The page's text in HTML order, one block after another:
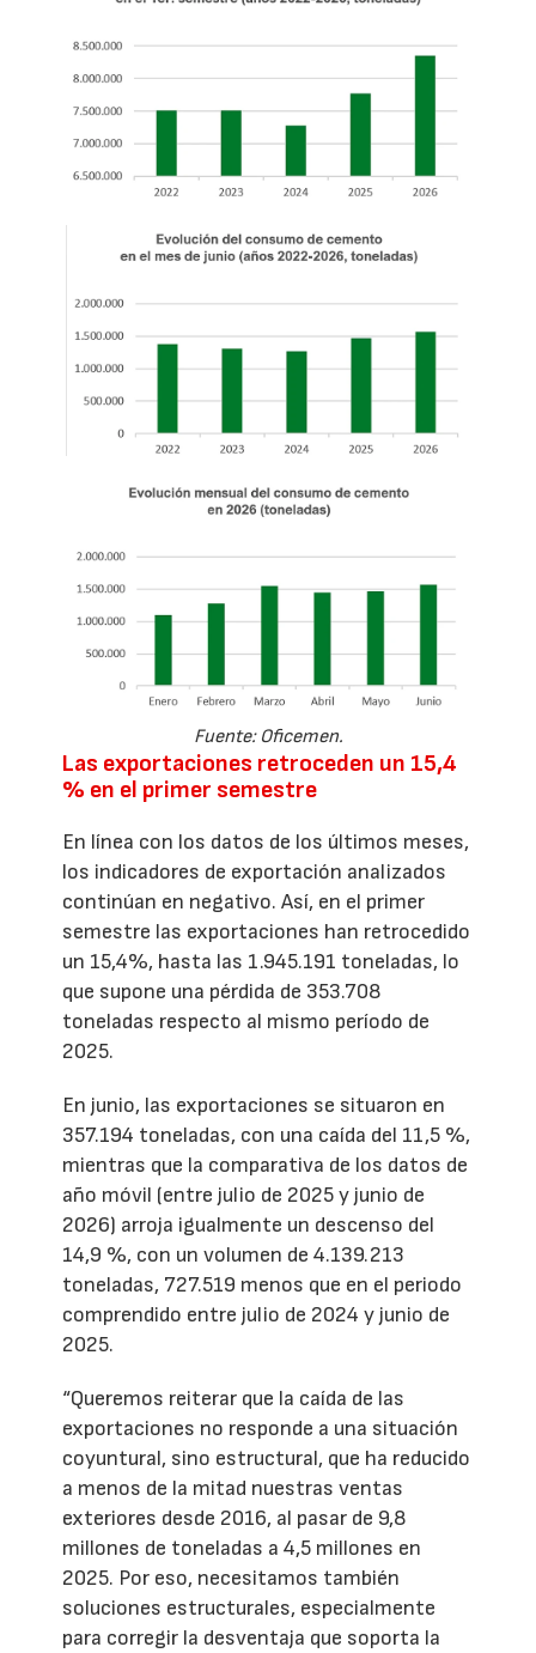
Fuente: Oficemen.
Las exportaciones retroceden un 15,4
% en el primer semestre
En línea con los datos de los últimos meses,
los indicadores de exportación analizados
continúan en negativo. Así, en el primer
semestre las exportaciones han retrocedido
un 15,4%, hasta las 1.945.191 toneladas, lo
que supone una pérdida de 353.708
toneladas respecto al mismo período de
2025.
En junio, las exportaciones se situaron en
357.194 toneladas, con una caída del 11,5 %,
mientras que la comparativa de los datos de
año móvil (entre julio de 2025 y junio de
2026) arroja igualmente un descenso del
14,9 %, con un volumen de 4.139.213
toneladas, 727.519 menos que en el periodo
comprendido entre julio de 2024 y junio de
2025.
“Queremos reiterar que la caída de las
exportaciones no responde a una situación
coyuntural, sino estructural, que ha reducido
a menos de la mitad nuestras ventas
exteriores desde 2016, al pasar de 9,8
millones de toneladas a 4,5 millones en
2025. Por eso, necesitamos también
soluciones estructurales, especialmente
para corregir la desventaja que soporta la